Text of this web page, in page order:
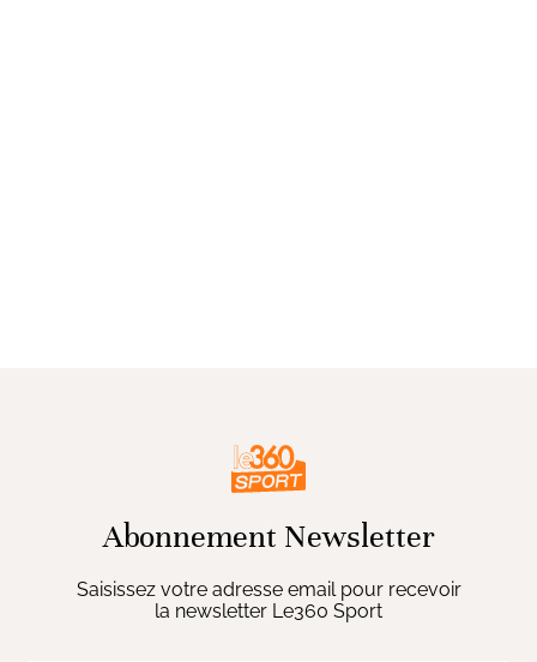
Abonnement Newsletter
Saisissez votre adresse email pour recevoir
la newsletter Le360 Sport